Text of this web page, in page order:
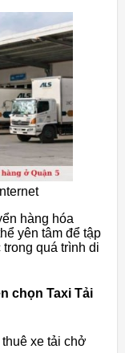
hàng hóa
yên tâm để tập
quá trình di
chọn Taxi Tải
thuê xe tải chở